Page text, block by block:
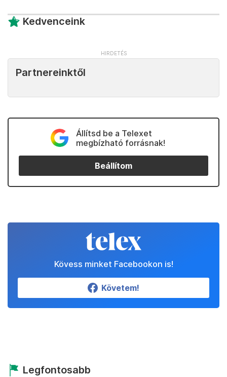
Kedvenceink
Partnereinktől
Állítsd be a Telexet
megbízható forrásnak!
Beállítom
Kövess minket Facebookon is!
Követem!
Legfontosabb